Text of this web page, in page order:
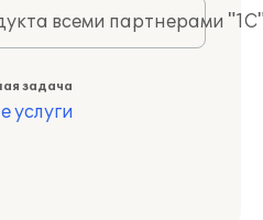
всеми партнерами
задача
услуги